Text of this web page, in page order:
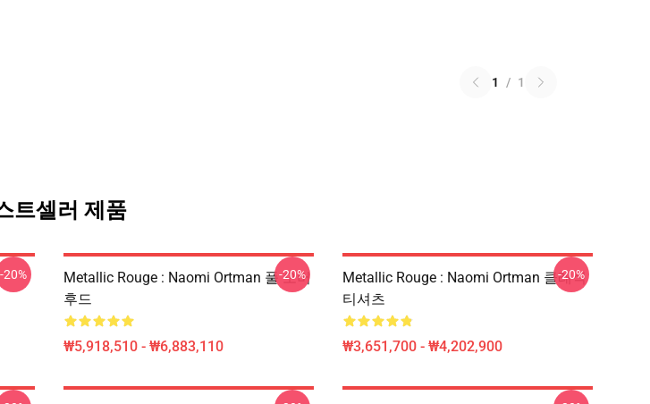
1 / 1
트셀러 제품
-20%
Metallic Rouge : Naomi Ortman 풀 오버
후드
₩5,918,510 - ₩6,883,110
-20%
Metallic Rouge : Naomi Ortman 클래식
티셔츠
₩3,651,700 - ₩4,202,900
-20%